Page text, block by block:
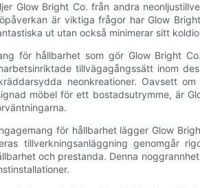
Glow Bright Co. från andra
är viktiga frågor har Glow
ut utan också minimerar sitt
för hållbarhet som gör Glow Bright
tillvägagångssätt inom
neonkreationer. Oavsett
möbel för ett bostadsutrymme, är
för hållbarhet lägger Glow
tillverkningsanläggning genomgår
och prestanda. Denna